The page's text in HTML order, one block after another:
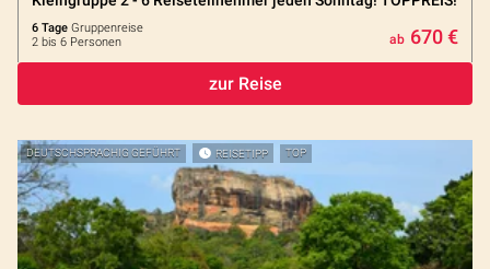
6 Tage Gruppenreise
2 bis 6 Personen
ab 670 €
zur Reise
DEUTSCHSPRACHIG GEFÜHRT REISETIPP TOP